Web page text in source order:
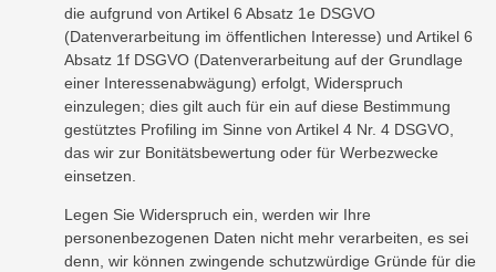
die aufgrund von Artikel 6 Absatz 1e DSGVO
(Datenverarbeitung im öffentlichen Interesse) und Artikel 6
Absatz 1f DSGVO (Datenverarbeitung auf der Grundlage
einer Interessenabwägung) erfolgt, Widerspruch
einzulegen; dies gilt auch für ein auf diese Bestimmung
gestütztes Profiling im Sinne von Artikel 4 Nr. 4 DSGVO,
das wir zur Bonitätsbewertung oder für Werbezwecke
einsetzen.
Legen Sie Widerspruch ein, werden wir Ihre
personenbezogenen Daten nicht mehr verarbeiten, es sei
denn, wir können zwingende schutzwürdige Gründe für die